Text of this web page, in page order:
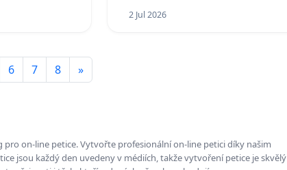
2 Jul 2026
6 7 8 »
pro on-line petice. Vytvořte profesionální on-line petici díky našim
jsou každý den uvedeny v médiích, takže vytvoření petice je skvělý